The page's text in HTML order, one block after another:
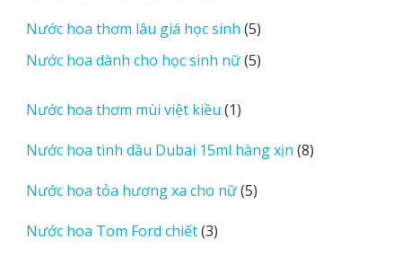
phẩm
Nước hoa thơm lâu giá học sinh 55
sản
phẩm
Nước hoa dành cho học sinh nữ 55
Nước hoa thơm mùi việt kiều 11
phẩm
Nước hoa tinh dầu Dubai 15ml hàng xịn 88
Nước hoa tỏa hương xa cho nữ 55
Nước hoa Tom Ford chiết 33